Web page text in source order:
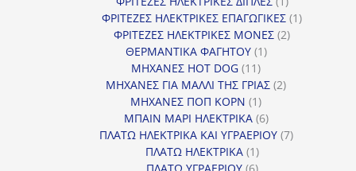
προϊόν
ΦΡΙΤΕΖΕΣ ΗΛΕΚΤΡΙΚΕΣ ΕΠΑΓΩΓΙΚΕΣ 11
ΦΡΙΤΕΖΕΣ ΗΛΕΚΤΡΙΚΕΣ ΜΟΝΕΣ 22
ΘΕΡΜΑΝΤΙΚΑ ΦΑΓΗΤΟΥ 11
ΜΗΧΑΝΕΣ HOT DOG 1111
προϊόντα
ΜΗΧΑΝΕΣ ΓΙΑ ΜΑΛΛΙ ΤΗΣ ΓΡΙΑΣ 22
ΜΗΧΑΝΕΣ ΠΟΠ ΚΟΡΝ 11
προϊόν
ΜΠΑΙΝ ΜΑΡΙ ΗΛΕΚΤΡΙΚΑ 66
προϊόντα
ΠΛΑΤΩ ΗΛΕΚΤΡΙΚΑ ΚΑΙ ΥΓΡΑΕΡΙΟΥ 77
ΠΛΑΤΩ ΗΛΕΚΤΡΙΚΑ 11
προϊόν
6